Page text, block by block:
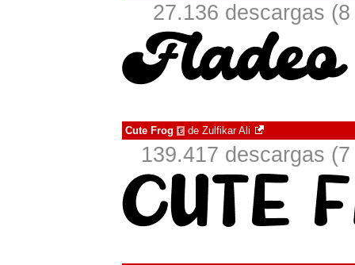
27.136 descargas
Cute Frog € de Zulfikar Ali
139.417 descargas